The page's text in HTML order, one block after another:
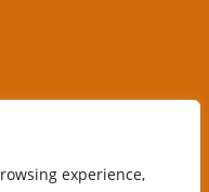
experience,